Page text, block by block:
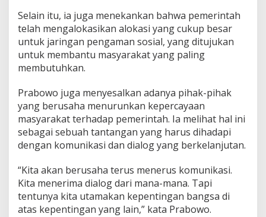
p
a
g
a
e
r
j
a
,
S
p
k
a
n
​Selain itu, ia juga menekankan bahwa pemerintah
telah mengalokasikan alokasi yang cukup besar
untuk jaringan pengaman sosial, yang ditujukan
untuk membantu masyarakat yang paling
membutuhkan.
​Prabowo juga menyesalkan adanya pihak-pihak
yang berusaha menurunkan kepercayaan
masyarakat terhadap pemerintah. Ia melihat hal ini
sebagai sebuah tantangan yang harus dihadapi
dengan komunikasi dan dialog yang berkelanjutan.
​“Kita akan berusaha terus menerus komunikasi.
Kita menerima dialog dari mana-mana. Tapi
tentunya kita utamakan kepentingan bangsa di
atas kepentingan yang lain,” kata Prabowo.